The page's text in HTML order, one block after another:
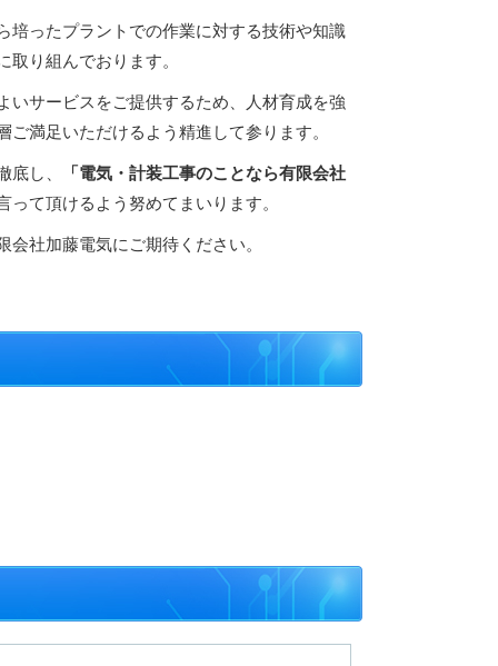
培ったプラントでの作業に対する技術や知識
取り組んでおります。
いサービスをご提供するため、人材育成を強
ご満足いただけるよう精進して参ります。
底し、
「電気・計装工事のことなら有限会社
って頂けるよう努めてまいります。
会社加藤電気にご期待ください。